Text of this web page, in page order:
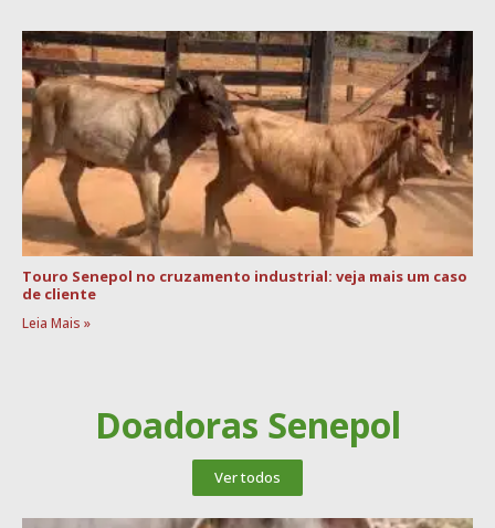
Touro Senepol no cruzamento industrial: veja mais um caso
de cliente
Leia Mais »
Doadoras Senepol
Ver todos